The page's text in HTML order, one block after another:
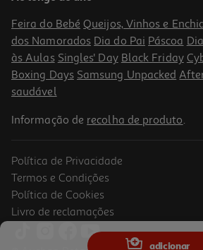
adicionar
19,99 €
Rato Sem Fios Hama Wm-150 1600dpi
Feira do Bebé Queijos, Vinhos e
dos Namorados Dia do Pai Páscoa
às Aulas Singles' Day Black Friday
Boxing Days Samsung Unpacked
saudável
Informação de recolha de produto.
Política de Privacidade
Termos e Condições
Política de Cookies
Livro de reclamações